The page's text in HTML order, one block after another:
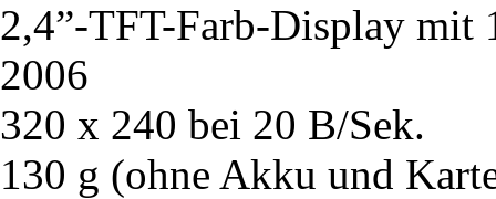
2,4”-TFT-Farb-Display mit
2006
320 x 240 bei 20 B/Sek.
130 g (ohne Akku und